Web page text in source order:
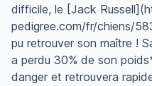
difficile, le [Jack
pedigree.com/fr/chiens/
pu retrouver son maître !
a perdu 30% de son
danger et retrouvera